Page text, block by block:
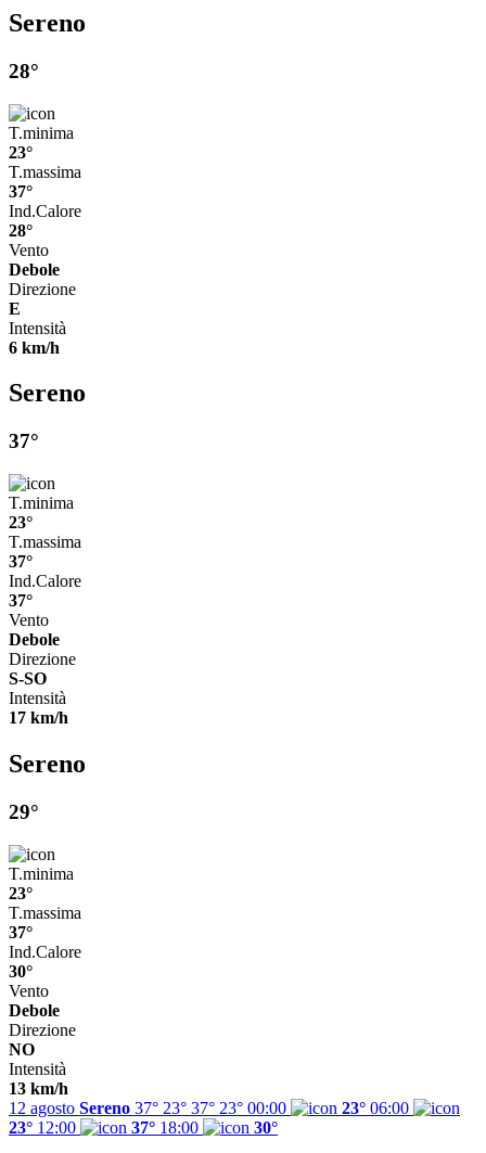
Sereno
28°
T.minima
23°
T.massima
37°
Ind.Calore
28°
Vento
Debole
Direzione
E
Intensità
6 km/h
Sereno
37°
T.minima
23°
T.massima
37°
Ind.Calore
37°
Vento
Debole
Direzione
S-SO
Intensità
17 km/h
Sereno
29°
T.minima
23°
T.massima
37°
Ind.Calore
30°
Vento
Debole
Direzione
NO
Intensità
13 km/h
12 agosto Sereno 37° 23° 37° 23° 00:00 23° 06:00
23° 12:00 37° 18:00
30°